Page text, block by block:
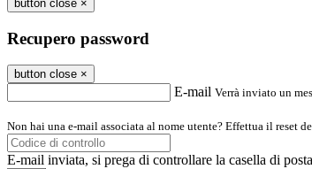
button close ×
Recupero password
button close ×
E-mail Verrà inviato un
Non hai una e-mail associata al nome utente? Effettua il reset
E-mail inviata, si prega di controllare la casella di